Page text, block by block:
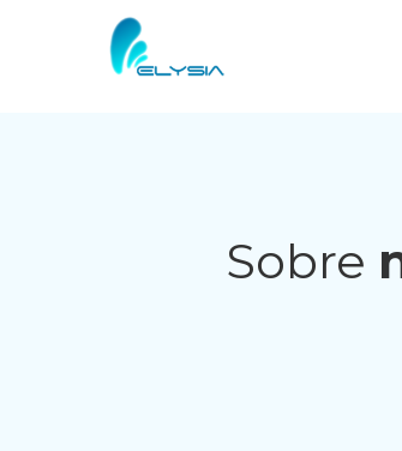
RealHost: dentistaslogrono.com.es
Sobre